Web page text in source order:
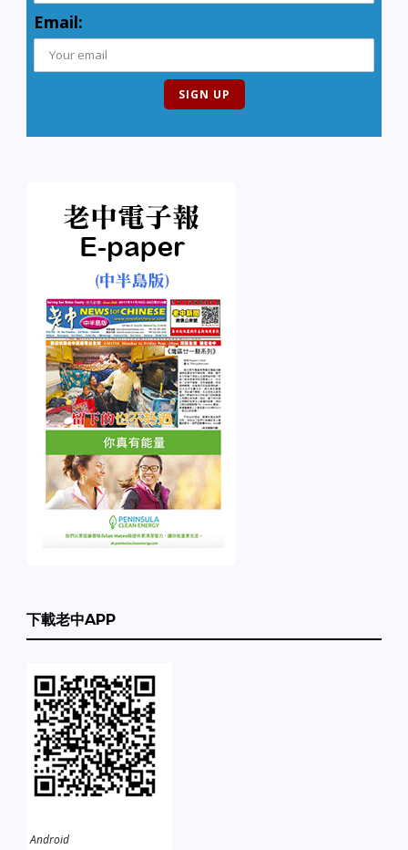
Email:
下載老中APP
Android